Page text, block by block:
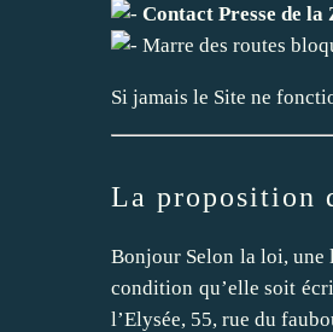
Contact Presse de la
Marre des routes
Si jamais le Site ne
La proposition
Bonjour Selon la loi, une
condition qu’elle soit
l’Elysée, 55, rue du